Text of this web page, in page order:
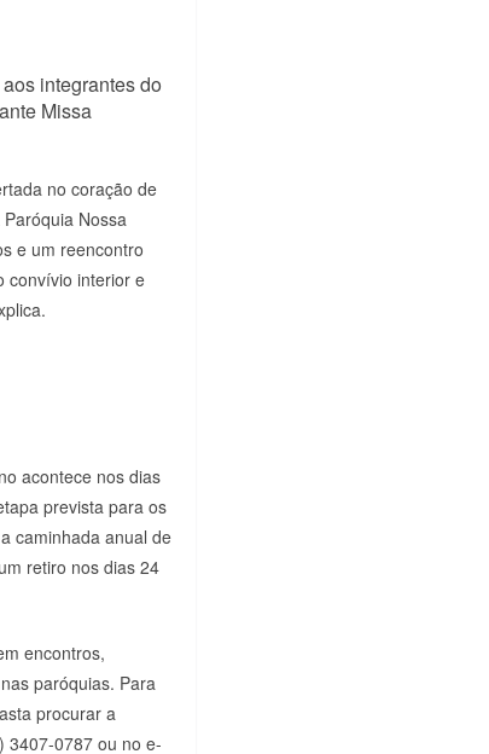
integrantes do
Missa
no coração de
Nossa
e um reencontro
convívio interior e
acontece nos dias
prevista para os
caminhada anual de
retiro nos dias 24
encontros,
paróquias. Para
procurar a
3407-0787 ou no e-